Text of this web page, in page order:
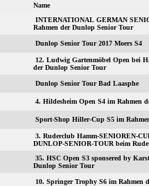
Name
INTERNATIONAL GERMAN
Rahmen der Dunlop Senior Tour
Dunlop Senior Tour 2017 Moers S4
12. Ludwig Gartenmöbel Open bei
der Dunlop Senior Tour
Dunlop Senior Tour Bad Laasphe
4. Hildesheim Open S4 im Rahmen
Sport-Shop Hiller-Cup S5 im
3. Ruderclub Hamm-SENIOREN-
DUNLOP-SENIOR-TOUR beim
35. HSC Open S3 sponsered by
Dunlop Senior Tour
10. Springer Trophy S6 im Rahmen